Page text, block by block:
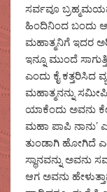
ಸರ್ವವೂ
ಹಿಂದಿನಿಂದ ಬಂದು ಆ
ಮಹಾತ್ಮನಿಗೆ ಇದರ
ಇನ್ನೂ ಮುಂದೆ
ಎಂದು ಕೈ ಕತ್ತರಿಸಿದ
ಮಹಾತ್ಮನನ್ನು
ಯಾಕೆಂದು ಅವನು
ಮಹಾ ಪಾಪಿ ನಾನು’
ತುಂಡಾಗಿ ಹೋಗಿದೆ
ಸ್ಥಾನವನ್ನು ಅವನು
ಆಗ ಅವನು